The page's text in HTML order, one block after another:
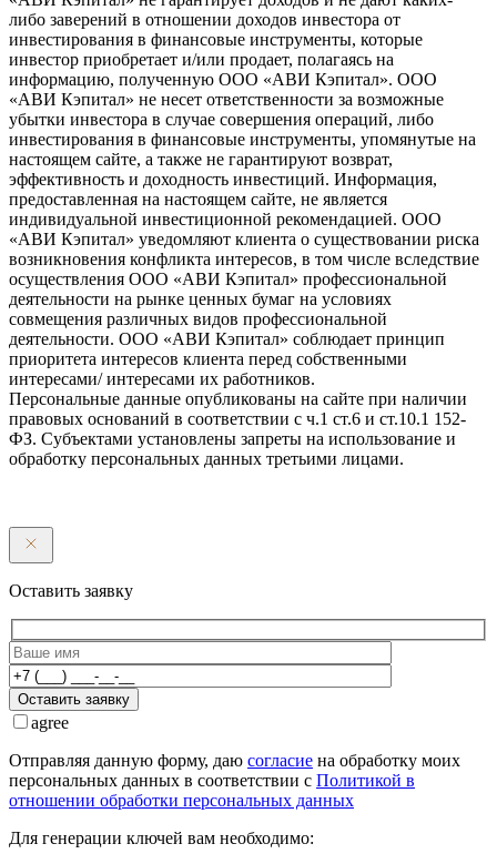
либо заверений в отношении доходов инвестора от
инвестирования в финансовые инструменты, которые
инвестор приобретает и/или продает, полагаясь на
информацию, полученную ООО «АВИ Кэпитал». ООО
«АВИ Кэпитал» не несет ответственности за возможные
убытки инвестора в случае совершения операций, либо
инвестирования в финансовые инструменты, упомянутые на
настоящем сайте, а также не гарантируют возврат,
эффективность и доходность инвестиций. Информация,
предоставленная на настоящем сайте, не является
индивидуальной инвестиционной рекомендацией. ООО
«АВИ Кэпитал» уведомляют клиента о существовании риска
возникновения конфликта интересов, в том числе вследствие
осуществления ООО «АВИ Кэпитал» профессиональной
деятельности на рынке ценных бумаг на условиях
совмещения различных видов профессиональной
деятельности. ООО «АВИ Кэпитал» соблюдает принцип
приоритета интересов клиента перед собственными
интересами/ интересами их работников.
Персональные данные опубликованы на сайте при наличии
правовых оснований в соответствии с ч.1 ст.6 и ст.10.1 152-
ФЗ. Субъектами установлены запреты на использование и
обработку персональных данных третьими лицами.
Оставить заявку
Оставить заявку
agree
Отправляя данную форму, даю согласие на обработку моих
персональных данных в соответствии с Политикой в
отношении обработки персональных данных
Для генерации ключей вам необходимо: